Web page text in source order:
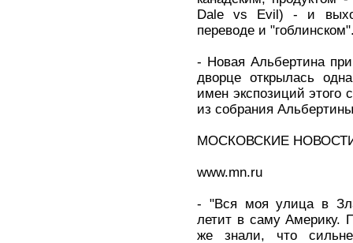
Dale vs Evil) - и
переводе и
- Новая Альбертина
дворце открылась
имен экспозиций этого
из собрания
МОСКОВСКИЕ
www.mn.ru
- "Вся моя улица в
летит в саму Америку.
же знали, что